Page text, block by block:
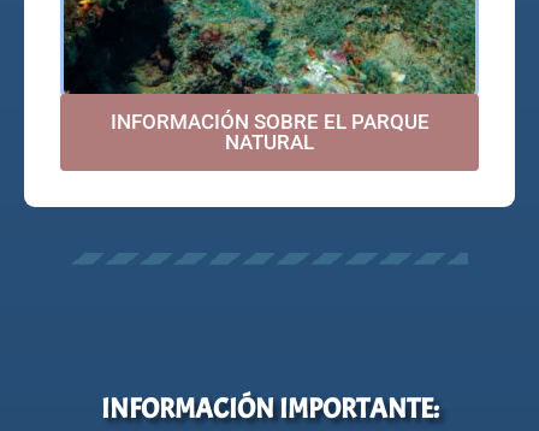
INFORMACIÓN SOBRE EL PARQUE
NATURAL
INFORMACIÓN IMPORTANTE: